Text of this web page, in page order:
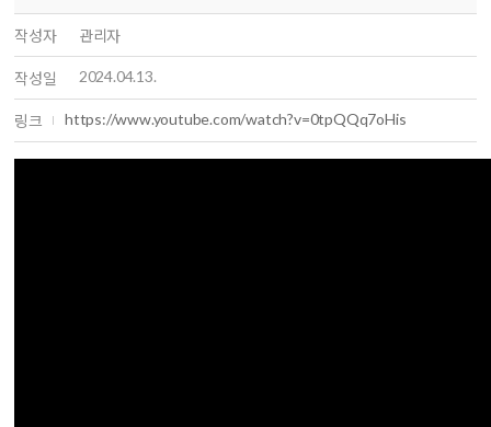
작성자 관리자
작성일 2024.04.13.
링크 https://www.youtube.com/watch?v=0tpQQq7oHis